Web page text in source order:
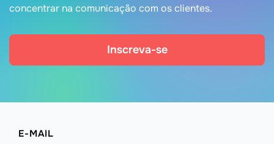
concentrar na comunicação com os clientes.
Inscreva-se
E-MAIL